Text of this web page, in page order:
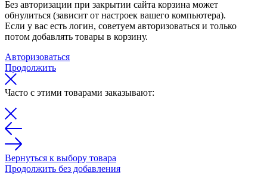
Без авторизации при закрытии сайта корзина может
обнулиться (зависит от настроек вашего компьютера).
Если у вас есть логин, советуем авторизоваться и только
потом добавлять товары в корзину.
Авторизоваться
Продолжить
Часто с этими товарами заказывают:
Вернуться к выбору товара
Продолжить без добавления